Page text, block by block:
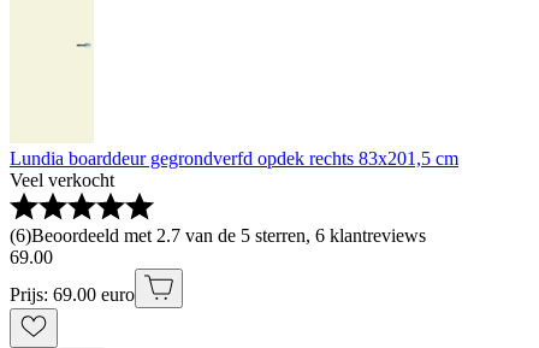
Lundia boarddeur gegrondverfd opdek rechts 83x201,5 cm
Veel verkocht
(6)Beoordeeld met 2.7 van de 5 sterren, 6 klantreviews
69.00
Prijs: 69.00 euro